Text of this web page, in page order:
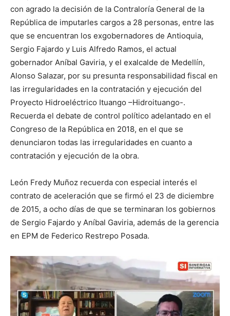
con agrado la decisión de la Contraloría General de la
República de imputarles cargos a 28 personas, entre las
que se encuentran los exgobernadores de Antioquia,
Sergio Fajardo y Luis Alfredo Ramos, el actual
gobernador Aníbal Gaviria, y el exalcalde de Medellín,
Alonso Salazar, por su presunta responsabilidad fiscal en
las irregularidades en la contratación y ejecución del
Proyecto Hidroeléctrico Ituango –Hidroituango-.
Recuerda el debate de control político adelantado en el
Congreso de la República en 2018, en el que se
denunciaron todas las irregularidades en cuanto a
contratación y ejecución de la obra.
León Fredy Muñoz recuerda con especial interés el
contrato de aceleración que se firmó el 23 de diciembre
de 2015, a ocho días de que se terminaran los gobiernos
de Sergio Fajardo y Aníbal Gaviria, además de la gerencia
en EPM de Federico Restrepo Posada.